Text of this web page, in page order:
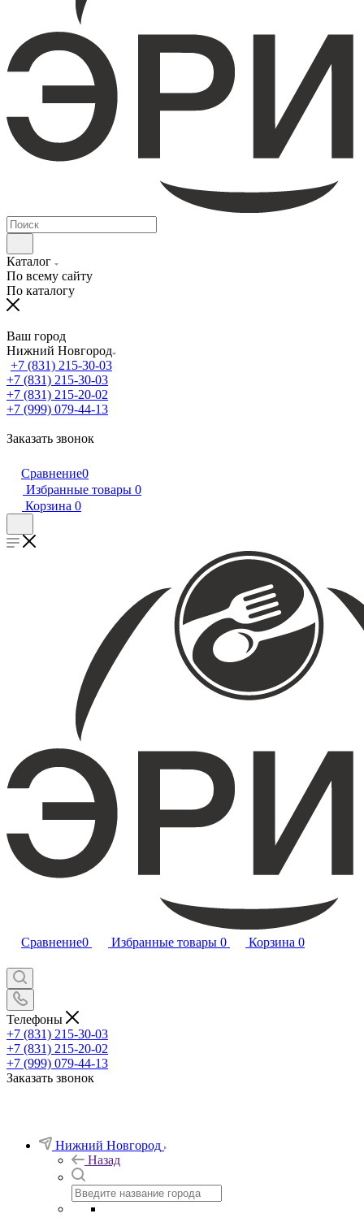
Каталог
По всему сайту
По каталогу
Ваш город
Нижний Новгород
+7 (831) 215-30-03
+7 (831) 215-30-03
+7 (831) 215-20-02
+7 (999) 079-44-13
Заказать звонок
Сравнение0
Избранные товары 0
Корзина 0
Сравнение0 Избранные товары 0 Корзина 0
Телефоны
+7 (831) 215-30-03
+7 (831) 215-20-02
+7 (999) 079-44-13
Заказать звонок
Нижний Новгород
Назад